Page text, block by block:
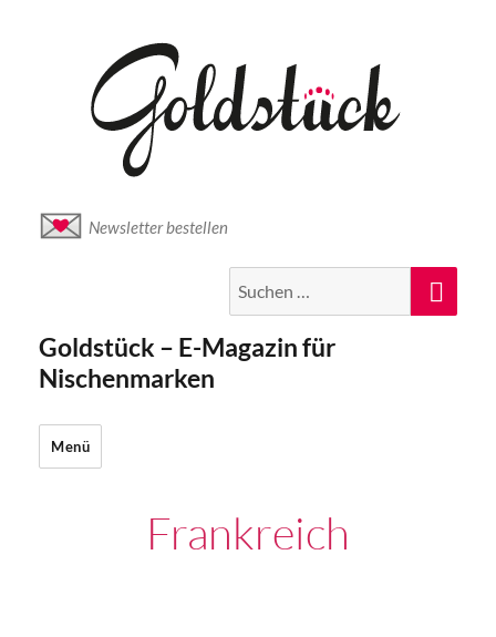
Newsletter bestellen
nach:
Goldstück – E-Magazin für
Nischenmarken
Menü
Frankreich